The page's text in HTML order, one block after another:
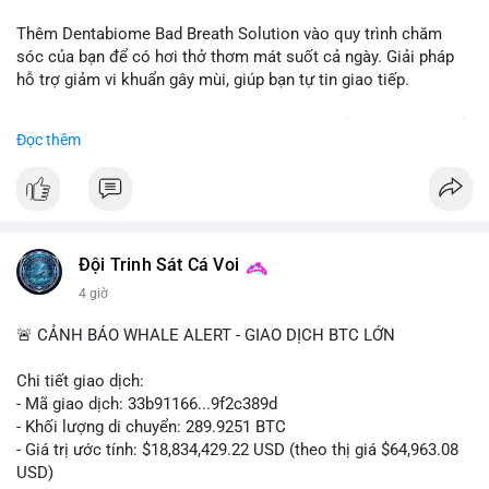
Thêm Dentabiome Bad Breath Solution vào quy trình chăm
sóc của bạn để có hơi thở thơm mát suốt cả ngày. Giải pháp
hỗ trợ giảm vi khuẩn gây mùi, giúp bạn tự tin giao tiếp.
lớn cho nụ cười khỏe mạnh.
#dentabiome #badbreathsolution
Đọc thêm
Đội Trinh Sát Cá Voi
4 giờ
🚨 CẢNH BÁO WHALE ALERT - GIAO DỊCH BTC LỚN
Chi tiết giao dịch:
- Mã giao dịch: 33b91166...9f2c389d
- Khối lượng di chuyển: 289.9251 BTC
- Giá trị ước tính: $18,834,429.22 USD (theo thị giá $64,963.08
USD)